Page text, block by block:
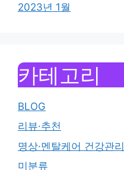
2023년 1월
카테고리
BLOG
리뷰·추천
명상·멘탈케어 건강관리
미분류